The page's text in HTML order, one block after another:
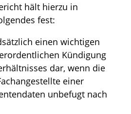
hält hierzu in
fest:
einen wichtigen
Kündigung
dar, wenn die
einer
unbefugt nach